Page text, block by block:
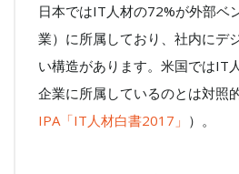
日本ではIT人材の72%が外部ベ
業）に所属しており、社内にデ
い構造があります。米国ではIT
企業に所属しているのとは対照
IPA「IT人材白書2017」 ）。